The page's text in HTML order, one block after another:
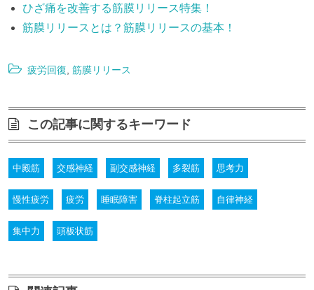
ひざ痛を改善する筋膜リリース特集！
筋膜リリースとは？筋膜リリースの基本！
疲労回復 筋膜リリース
この記事に関するキーワード
中殿筋 交感神経 副交感神経 多裂筋 思考力
慢性疲労 疲労 睡眠障害 脊柱起立筋 自律神経
集中力 頭板状筋